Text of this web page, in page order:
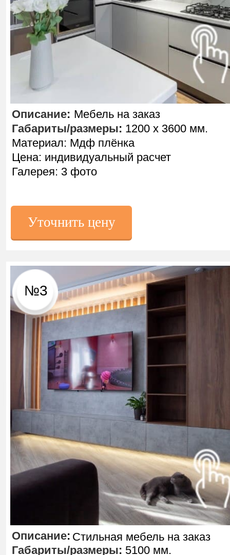
№3
Описание:
Габариты/размеры: 1200 х 3600 мм.
Материал: Мдф плёнка
Цена: индивидуальный расчет
Галерея: 3 фото
Описание:
Габариты/размеры: 5100 мм.
Уточнить цену
Стильная мебель на заказ
Мебель на заказ